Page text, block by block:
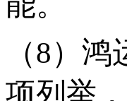
（8）鸿
项列举